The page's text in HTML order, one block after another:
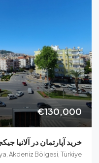
Antalya, Akdeniz Bölgesi,